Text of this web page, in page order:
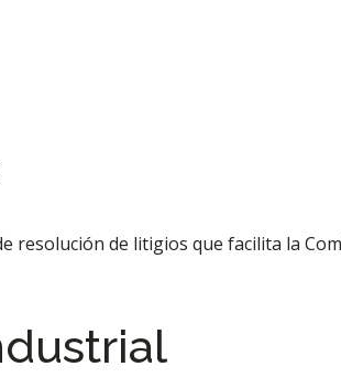
de litigios que facilita la